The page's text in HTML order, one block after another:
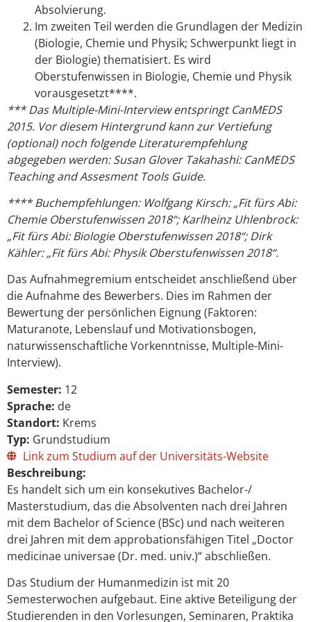
Absolvierung.
Im zweiten Teil werden die Grundlagen der Medizin
(Biologie, Chemie und Physik; Schwerpunkt liegt in
der Biologie) thematisiert. Es wird
Oberstufenwissen in Biologie, Chemie und Physik
vorausgesetzt****.
*** Das Multiple-Mini-Interview entspringt CanMEDS
2015. Vor diesem Hintergrund kann zur Vertiefung
(optional) noch folgende Literaturempfehlung
abgegeben werden: Susan Glover Takahashi: CanMEDS
Teaching and Assesment Tools Guide.
**** Buchempfehlungen: Wolfgang Kirsch: „Fit fürs Abi:
Chemie Oberstufenwissen 2018“; Karlheinz Uhlenbrock:
„Fit fürs Abi: Biologie Oberstufenwissen 2018“; Dirk
Kähler: „Fit fürs Abi: Physik Oberstufenwissen 2018“.
Das Aufnahmegremium entscheidet anschließend über
die Aufnahme des Bewerbers. Dies im Rahmen der
Bewertung der persönlichen Eignung (Faktoren:
Maturanote, Lebenslauf und Motivationsbogen,
naturwissenschaftliche Vorkenntnisse, Multiple-Mini-
Interview).
Semester: 12
Sprache: de
Standort: Krems
Typ: Grundstudium
Link zum Studium auf der Universitäts-Website
Beschreibung:
Es handelt sich um ein konsekutives Bachelor-/
Masterstudium, das die Absolventen nach drei Jahren
mit dem Bachelor of Science (BSc) und nach weiteren
drei Jahren mit dem approbationsfähigen Titel „Doctor
medicinae universae (Dr. med. univ.)“ abschließen.
Das Studium der Humanmedizin ist mit 20
Semesterwochen aufgebaut. Eine aktive Beteiligung der
Studierenden in den Vorlesungen, Seminaren, Praktika